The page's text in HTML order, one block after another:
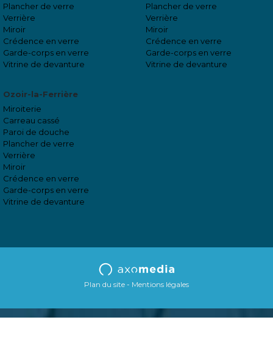
Plancher de verre
Verrière
Miroir
Crédence en verre
Garde-corps en verre
Vitrine de devanture
Plancher de verre
Verrière
Miroir
Crédence en verre
Garde-corps en verre
Vitrine de devanture
Ozoir-la-Ferrière
Miroiterie
Carreau cassé
Paroi de douche
Plancher de verre
Verrière
Miroir
Crédence en verre
Garde-corps en verre
Vitrine de devanture
Plan du site Mentions légales